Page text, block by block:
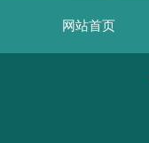
网站首页